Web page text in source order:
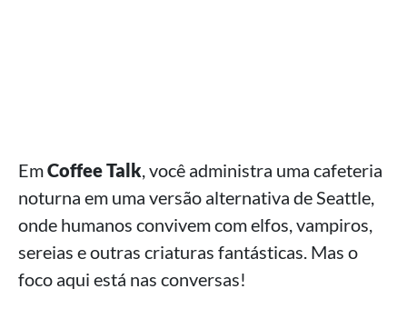
EmCoffee Talk, você administra uma cafeteria
noturna em uma versão alternativa de Seattle,
onde humanos convivem com elfos, vampiros,
sereias e outras criaturas fantásticas. Mas o
foco aqui está nas conversas!